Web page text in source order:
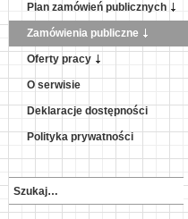
Plan zamówień publicznych
Zamówienia publiczne
Oferty pracy
O serwisie
Deklaracje dostępności
Polityka prywatności